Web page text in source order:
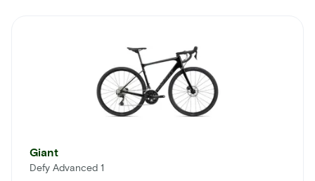
Giant
Defy Advanced 1